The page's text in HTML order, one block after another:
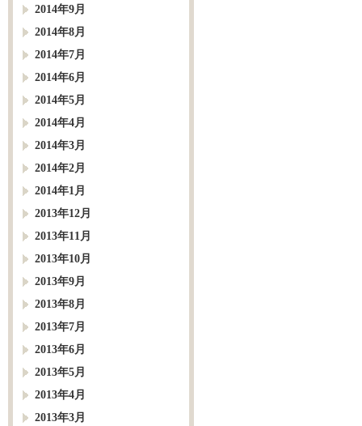
2014年9月
2014年8月
2014年7月
2014年6月
2014年5月
2014年4月
2014年3月
2014年2月
2014年1月
2013年12月
2013年11月
2013年10月
2013年9月
2013年8月
2013年7月
2013年6月
2013年5月
2013年4月
2013年3月